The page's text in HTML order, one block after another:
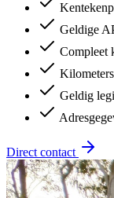
Geldige
Compleet
Geldig
Direct contact